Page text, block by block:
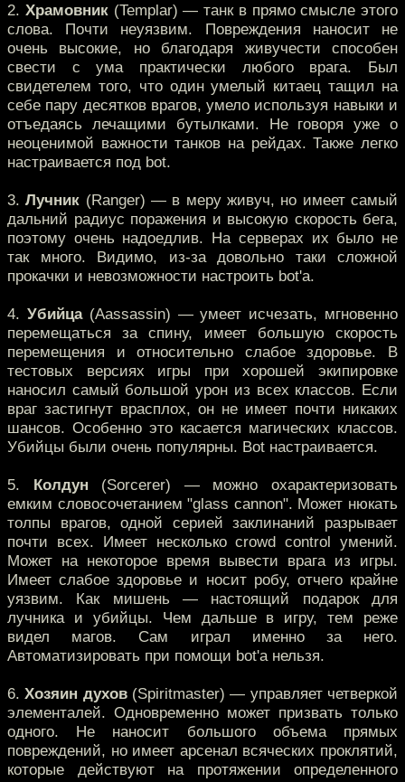
2. Храмовник(Templar) — танк в прямо смысле этого
слова. Почти неуязвим. Повреждения наносит не
очень высокие, но благодаря живучести способен
свести с ума практически любого врага. Был
свидетелем того, что один умелый китаец тащил на
себе пару десятков врагов, умело используя навыки и
отъедаясь лечащими бутылками. Не говоря уже о
неоценимой важности танков на рейдах. Также легко
настраивается под bot.
3.Лучник (Ranger) — в меру живуч, но имеет самый
дальний радиус поражения и высокую скорость бега,
поэтому очень надоедлив. На серверах их было не
так много. Видимо, из-за довольно таки сложной
прокачки и невозможности настроить bot'а.
4. Убийца(Aassassin) — умеет исчезать, мгновенно
перемещаться за спину, имеет большую скорость
перемещения и относительно слабое здоровье. В
тестовых версиях игры при хорошей экипировке
наносил самый большой урон из всех классов. Если
враг застигнут врасплох, он не имеет почти никаких
шансов. Особенно это касается магических классов.
Убийцы были очень популярны. Bot настраивается.
5. Колдун (Sorcerer) — можно охарактеризовать
емким словосочетанием "glass cannon". Может нюкать
толпы врагов, одной серией заклинаний разрывает
почти всех. Имеет несколько crowd control умений.
Может на некоторое время вывести врага из игры.
Имеет слабое здоровье и носит робу, отчего крайне
уязвим. Как мишень — настоящий подарок для
лучника и убийцы. Чем дальше в игру, тем реже
видел магов. Сам играл именно за него.
Автоматизировать при помощи bot'а нельзя.
6.Хозяин духов(Spiritmaster) — управляет четверкой
элементалей. Одновременно может призвать только
одного. Не наносит большого объема прямых
повреждений, но имеет арсенал всяческих проклятий,
которые действуют на протяжении определенного